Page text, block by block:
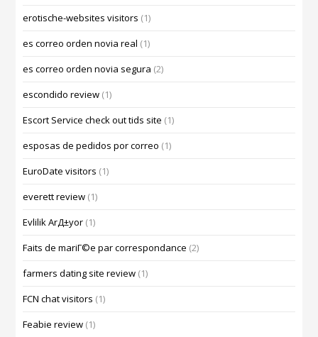
erotische-websites visitors (1)
es correo orden novia real (1)
es correo orden novia segura (2)
escondido review (1)
Escort Service check out tids site (1)
esposas de pedidos por correo (1)
EuroDate visitors (1)
everett review (1)
Evlilik ArД±yor (1)
Faits de mariГ©e par correspondance (2)
farmers dating site review (1)
FCN chat visitors (1)
Feabie review (1)